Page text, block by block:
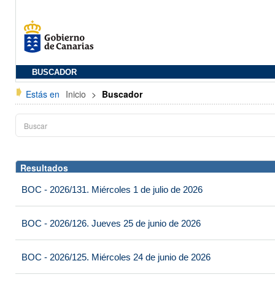
BUSCADOR
Estás en Inicio > Buscador
Resultados
BOC - 2026/131. Miércoles 1 de julio de 2026
BOC - 2026/126. Jueves 25 de junio de 2026
BOC - 2026/125. Miércoles 24 de junio de 2026